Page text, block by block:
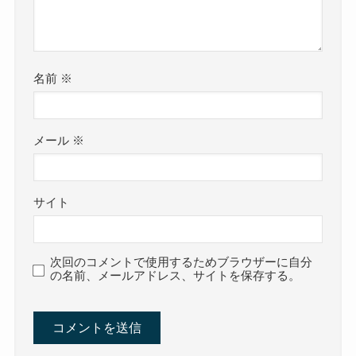
名前 ※
メール ※
サイト
次回のコメントで使用するためブラウザーに自分
の名前、メールアドレス、サイトを保存する。